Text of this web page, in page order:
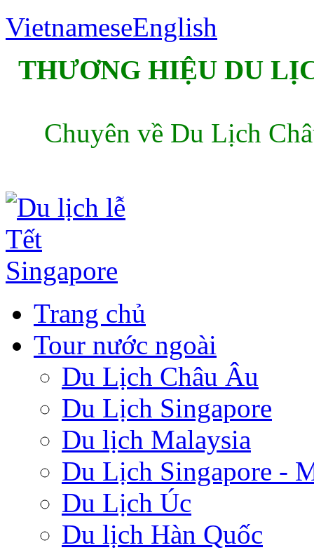
VietnameseEnglish
THƯƠNG HIỆU DU
Chuyên về Du Lịch
Trang chủ
Tour nước ngoài
Du Lịch Châu Âu
Du Lịch Singapore
Du lịch Malaysia
Du Lịch Singapore -
Du Lịch Úc
Du lịch Hàn Quốc